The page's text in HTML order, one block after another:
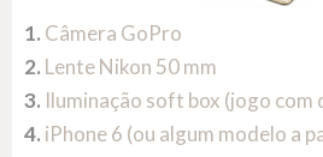
1. Câmera GoPro
2. Lente Nikon 50 mm
3. Iluminação soft box (jogo com
4. iPhone 6 (ou algum modelo a